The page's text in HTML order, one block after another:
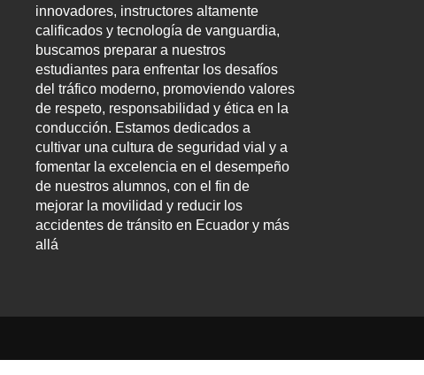
innovadores, instructores altamente
calificados y tecnología de vanguardia,
buscamos preparar a nuestros
estudiantes para enfrentar los desafíos
del tráfico moderno, promoviendo valores
de respeto, responsabilidad y ética en la
conducción. Estamos dedicados a
cultivar una cultura de seguridad vial y a
fomentar la excelencia en el desempeño
de nuestros alumnos, con el fin de
mejorar la movilidad y reducir los
accidentes de tránsito en Ecuador y más
allá